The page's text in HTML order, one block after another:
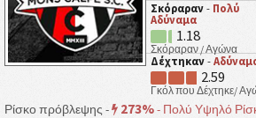
Σκόραραν - Πολύ
Αδύναμα
1.18
Σκόραραν / Αγώνα
Δέχτηκαν -
2.59
Γκόλ που Δέχτηκε/
Ρίσκο πρόβλεψης - 273%- Πολύ Υψηλό